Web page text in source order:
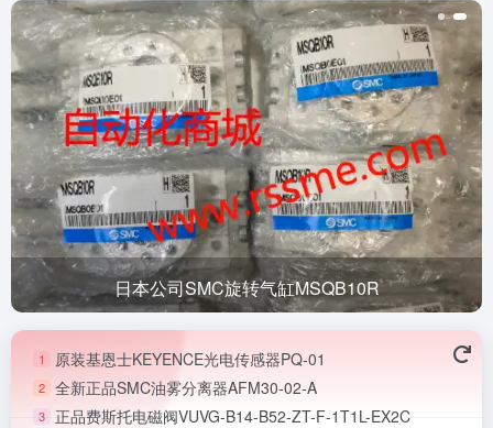
日本公司SMC旋转气缸MSQB10R
1 原装基恩士KEYENCE光电传感器PQ-01
2 全新正品SMC油雾分离器AFM30-02-A
3 正品费斯托电磁阀VUVG-B14-B52-ZT-F-1T1L-EX2C